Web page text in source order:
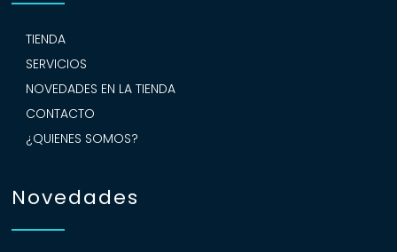
TIENDA
SERVICIOS
NOVEDADES EN LA TIENDA
CONTACTO
¿QUIENES SOMOS?
Novedades